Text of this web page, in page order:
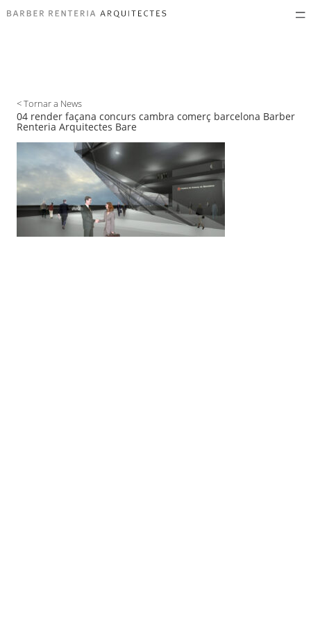
< Tornar a News
04 render façana concurs cambra comerç barcelona Barber
Renteria Arquitectes Bare